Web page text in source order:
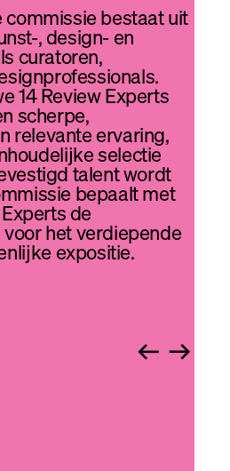
bestaat uit
, design- en
curatoren,
14 Review Experts
scherpe,
relevante ervaring,
selectie
talent wordt
bepaalt met
de
het verdiepende
expositie.
arrow_right_alt arrow_right_alt